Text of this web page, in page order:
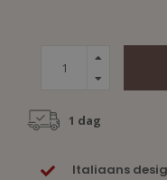
1 dag
Italiaans